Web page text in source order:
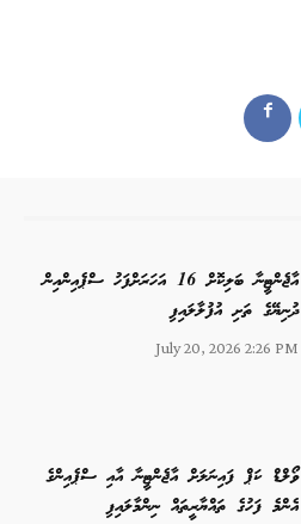
އާޖެންޓީނާ ބަލިކޮށް 16 އަހަރަށްފަހު ސްޕެއިންއިން
ދުނިޔޭގެ ތަށި އުފުލާލައިފި
July 20, 2026 2:26 PM
ވޯލްޑް ކަޕް ފައިނަލަށް އާޖެންޓީނާ އާއި ސްޕެއިންގެ
އެންމެ ފަހުގެ ތައްޔާރީތައް ނިންމާލައިފި